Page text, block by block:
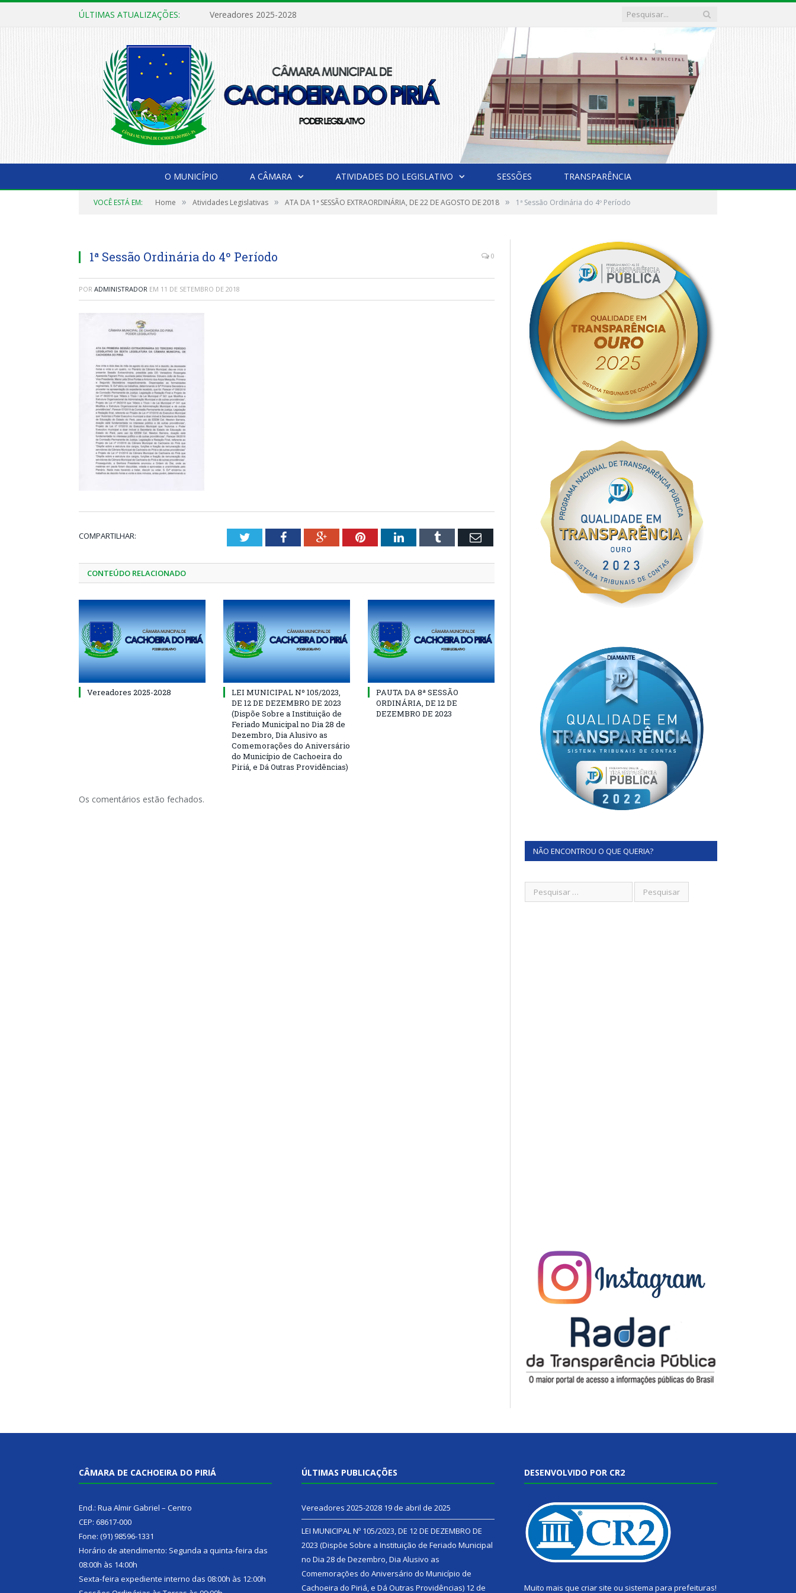
ÚLTIMAS ATUALIZAÇÕES: Vereadores 2025-2028
O MUNICÍPIO A CÂMARA ATIVIDADES DO LEGISLATIVO SESSÕES TRANSPARÊNCIA
VOCÊ ESTÁ EM: Home » Atividades Legislativas » ATA DA 1ª SESSÃO EXTRAORDINÁRIA, DE 22 DE AGOSTO DE 2018 » 1ª Sessão Ordinária do 4º Período
1ª Sessão Ordinária do 4º Período 0
POR ADMINISTRADOR EM 11 DE SETEMBRO DE 2018
COMPARTILHAR: TwitterFacebookGoogle+PinterestLinkedInTumblr Email
CONTEÚDO RELACIONADO
Vereadores 2025-2028
LEI MUNICIPAL Nº 105/2023,
DE 12 DE DEZEMBRO DE 2023
(Dispõe Sobre a Instituição de
Feriado Municipal no Dia 28 de
Dezembro, Dia Alusivo as
Comemorações do Aniversário
do Município de Cachoeira do
Piriá, e Dá Outras Providências)
PAUTA DA 8ª SESSÃO
ORDINÁRIA, DE 12 DE
DEZEMBRO DE 2023
Os comentários estão fechados.
NÃO ENCONTROU O QUE QUERIA?
CÂMARA DE CACHOEIRA DO PIRIÁ
End.: Rua Almir Gabriel – Centro
CEP: 68617-000
Fone: (91) 98596-1331
Horário de atendimento: Segunda a quinta-feira das
08:00h às 14:00h
Sexta-feira expediente interno das 08:00h às 12:00h
ÚLTIMAS PUBLICAÇÕES
Vereadores 2025-2028 19 de abril de 2025
LEI MUNICIPAL Nº 105/2023, DE 12 DE DEZEMBRO DE
2023 (Dispõe Sobre a Instituição de Feriado Municipal
no Dia 28 de Dezembro, Dia Alusivo as
Comemorações do Aniversário do Município de
Cachoeira do Piriá, e Dá Outras Providências) 12 de
DESENVOLVIDO POR CR2
Muito mais que criar site ou sistema para prefeituras!